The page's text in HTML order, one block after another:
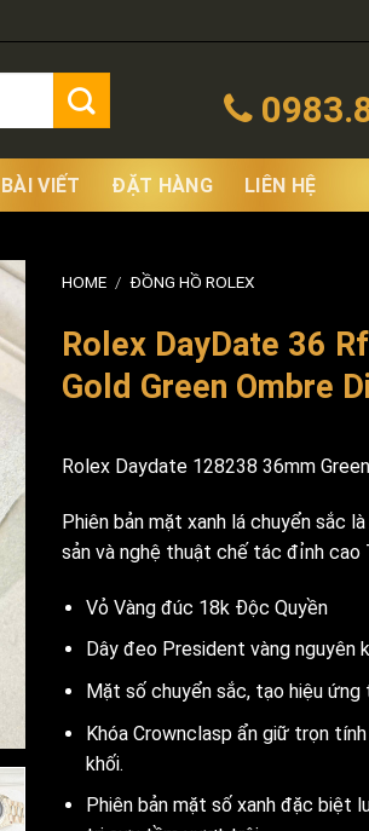
VIẾT ĐẶT HÀNG LIÊN HỆ
HOME / ĐỒNG HỒ ROLEX
Rolex DayDate 36
Gold Green Ombre
Rolex Daydate 128238 36mm
Phiên bản mặt xanh lá chuyển sắc
sản và nghệ thuật chế tác đỉnh cao
Vỏ Vàng đúc 18k Độc Quyền
Dây đeo President vàng nguyên
Mặt số chuyển sắc, tạo hiệu ứng
Khóa Crownclasp ẩn giữ trọn
khối.
Phiên bản mặt số xanh đặc biệt